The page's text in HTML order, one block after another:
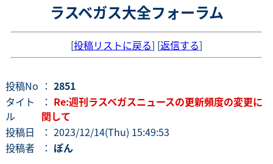
ラスベガス大全フォーラム
[投稿リストに戻る] [返信する]
投稿No ： 2851
タイト
ル
： Re:週刊ラスベガスニュースの更新頻度の変更に
関して
投稿日
： 2023/12/14(Thu) 15:49:53
投稿者
： ぽん